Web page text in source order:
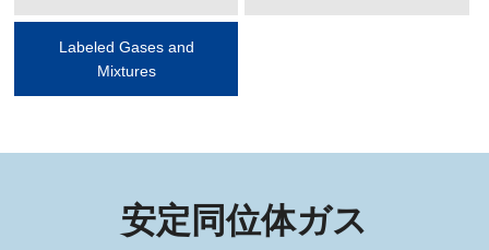
Labeled Gases and
Mixtures
安定同位体ガス